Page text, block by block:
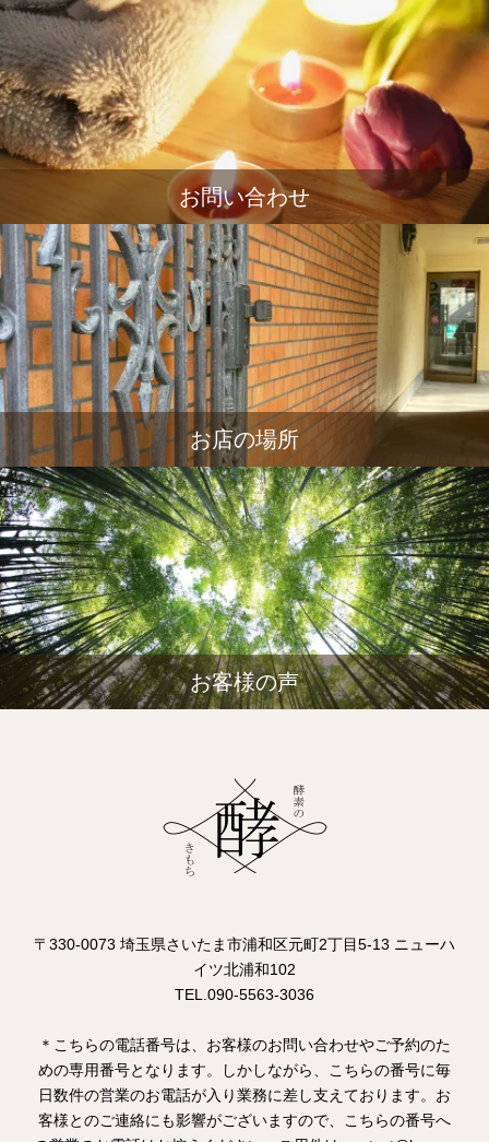
お問い合わせ
お店の場所
お客様の声
〒330-0073 埼玉県さいたま市浦和区元町2丁目5-13 ニューハ
イツ北浦和102
TEL.090-5563-3036
＊こちらの電話番号は、お客様のお問い合わせやご予約のた
めの専用番号となります。しかしながら、こちらの番号に毎
日数件の営業のお電話が入り業務に差し支えております。お
客様とのご連絡にも影響がございますので、こちらの番号へ